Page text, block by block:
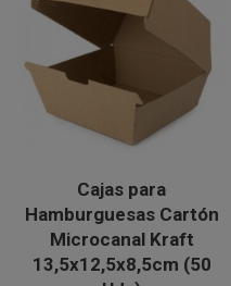
Cajas para
Hamburguesas Cartón
Microcanal Kraft
13,5x12,5x8,5cm (50